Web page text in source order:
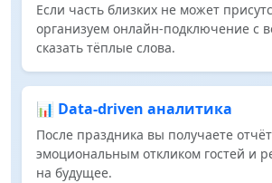
Если часть близких не может
организуем онлайн‑подключение с
сказать тёплые слова.
📊 Data‑driven аналитика
После праздника вы получаете
эмоциональным откликом гостей и
на будущее.